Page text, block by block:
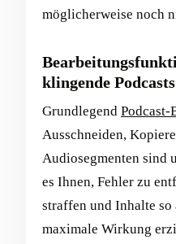
möglicherweise noch
klingende Podcasts
Grundlegend Podcast-
Ausschneiden,
Audiosegmenten sind
es Ihnen, Fehler zu
straffen und Inhalte so
maximale Wirkung